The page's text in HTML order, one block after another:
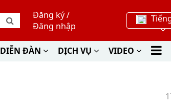
Đăng ký/
Đăng nhập
DIỄN ĐÀN DỊCH VỤ
VIDEO